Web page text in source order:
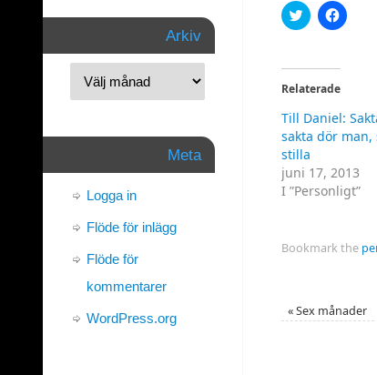
Klicka
för
Twitter
(Öppnas
i
nytt
fönster)
Klicka
för
nytt
Relaterade
Till Daniel:
sakta dör
stilla
juni 17, 2013
I ”Personligt”
Bookmark the
«Sex månader
Arkiv
Meta
Logga in
Flöde för inlägg
Flöde för
kommentarer
WordPress.org